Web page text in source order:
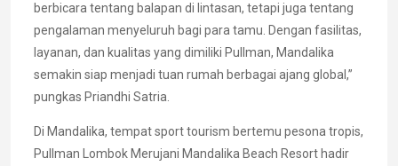
berbicara tentang balapan di lintasan, tetapi juga tentang
pengalaman menyeluruh bagi para tamu. Dengan fasilitas,
layanan, dan kualitas yang dimiliki Pullman, Mandalika
semakin siap menjadi tuan rumah berbagai ajang global,”
pungkas Priandhi Satria.
Di Mandalika, tempat sport tourism bertemu pesona tropis,
Pullman Lombok Merujani Mandalika Beach Resort hadir